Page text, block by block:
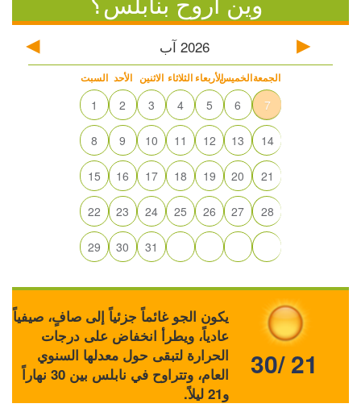
2026 آب
السبت الأحد الاثنين الثلاثاء الأربعاءالخميسالجمعة
1 2 3 4 5 6 7
8 9 10 11 12 13 14
15 16 17 18 19 20 21
22 23 24 25 26 27 28
29 30 31
يكون الجو غائماً جزئياً إلى صافٍ، صيفياً
عادياً، ويطرأ انخفاض على درجات
الحرارة لتبقى حول معدلها السنوي
العام، وتتراوح في نابلس بين 30 نهاراً
و21 ليلاً.
30/ 21